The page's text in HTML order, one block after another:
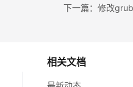
下一篇：修改
相关文档